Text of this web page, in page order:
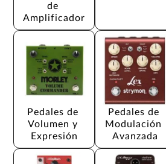
de
Amplificador
Pedales de
Volumen y
Expresión
Pedales de
Modulación
Avanzada